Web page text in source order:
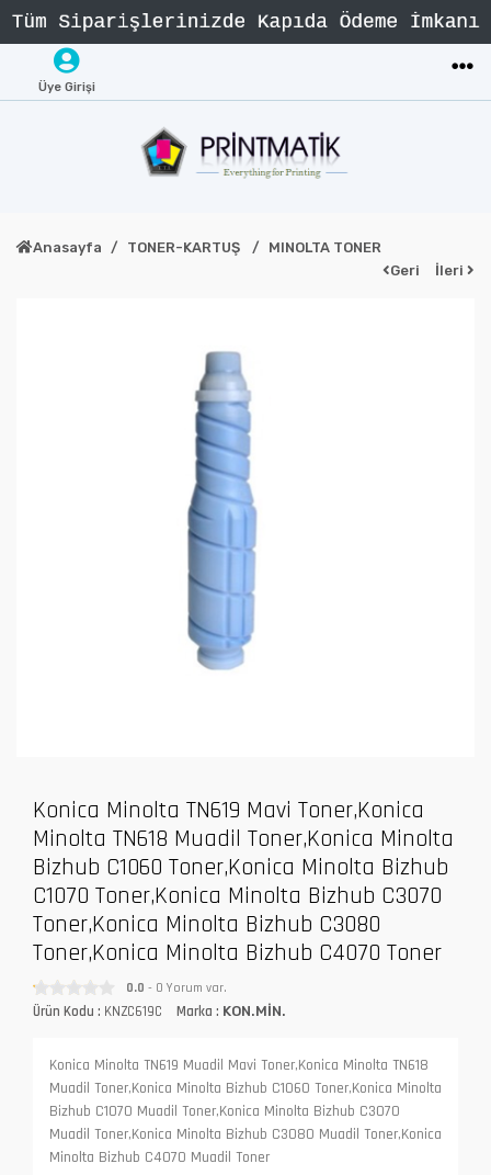
Üye Girişi
Anasayfa TONER-KARTUŞ
MINOLTA TONER
Geri
İleri
Konica Minolta TN619 Mavi Toner,Konica
Minolta TN618 Muadil Toner,Konica Minolta
Bizhub C1060 Toner,Konica Minolta Bizhub
C1070 Toner,Konica Minolta Bizhub C3070
Toner,Konica Minolta Bizhub C3080
Toner,Konica Minolta Bizhub C4070 Toner
0.0 - 0 Yorum var.
Ürün Kodu : KNZC619C Marka : KON.MİN.
Konica Minolta TN619 Muadil Mavi Toner,Konica Minolta TN618
Muadil Toner,Konica Minolta Bizhub C1060 Toner,Konica Minolta
Bizhub C1070 Muadil Toner,Konica Minolta Bizhub C3070
Muadil Toner,Konica Minolta Bizhub C3080 Muadil Toner,Konica
Minolta Bizhub C4070 Muadil Toner